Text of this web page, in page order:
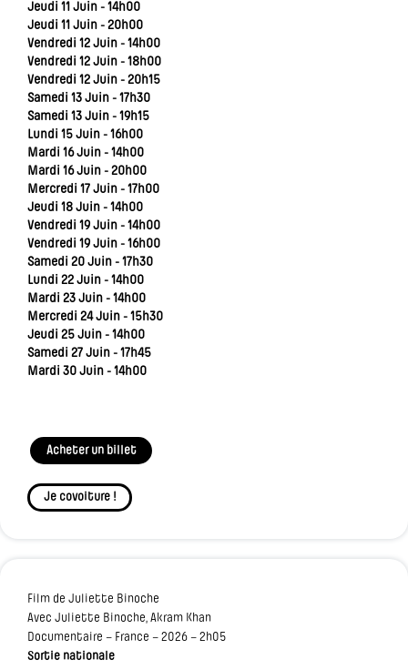
Jeudi 11 Juin - 14h00
Jeudi 11 Juin - 20h00
Vendredi 12 Juin - 14h00
Vendredi 12 Juin - 18h00
Vendredi 12 Juin - 20h15
Samedi 13 Juin - 17h30
Samedi 13 Juin - 19h15
Lundi 15 Juin - 16h00
Mardi 16 Juin - 14h00
Mardi 16 Juin - 20h00
Mercredi 17 Juin - 17h00
Jeudi 18 Juin - 14h00
Vendredi 19 Juin - 14h00
Vendredi 19 Juin - 16h00
Samedi 20 Juin - 17h30
Lundi 22 Juin - 14h00
Mardi 23 Juin - 14h00
Mercredi 24 Juin - 15h30
Jeudi 25 Juin - 14h00
Samedi 27 Juin - 17h45
Mardi 30 Juin - 14h00
Acheter un billet
Je covoiture !
Film de Juliette Binoche
Avec Juliette Binoche, Akram Khan
Documentaire – France – 2026 – 2h05
Sortie nationale